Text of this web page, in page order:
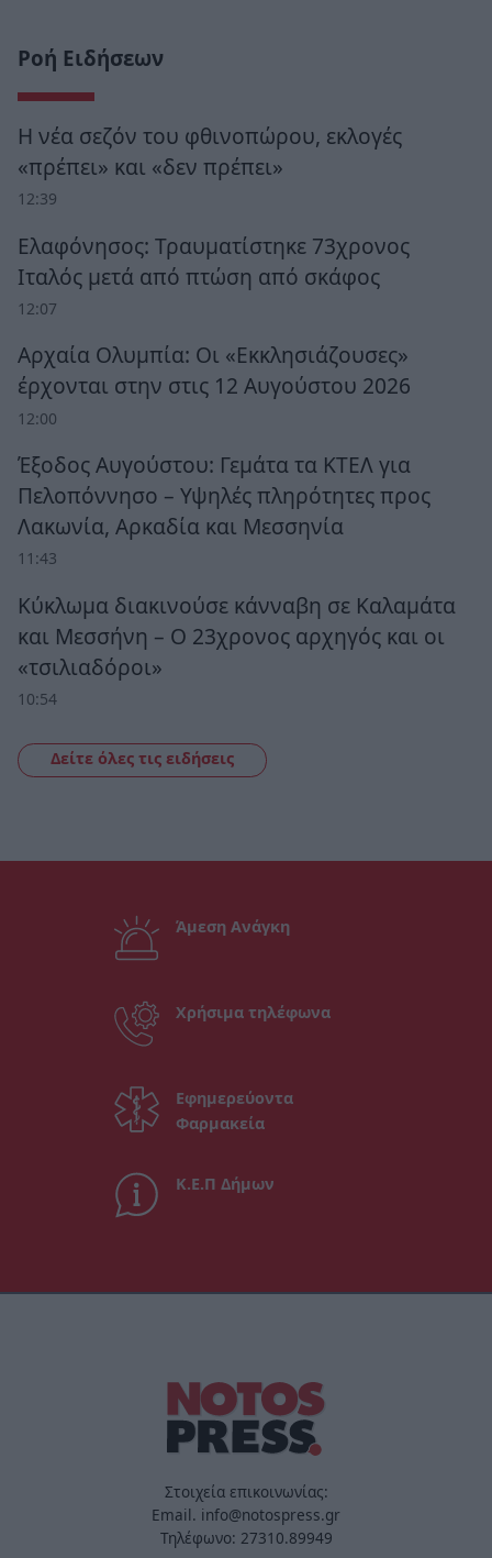
Ροή Ειδήσεων
Η νέα σεζόν του φθινοπώρου, εκλογές
«πρέπει» και «δεν πρέπει»
12:39
Ελαφόνησος: Τραυματίστηκε 73χρονος
Ιταλός μετά από πτώση από σκάφος
12:07
Αρχαία Ολυμπία: Οι «Εκκλησιάζουσες»
έρχονται στην στις 12 Αυγούστου 2026
12:00
Έξοδος Αυγούστου: Γεμάτα τα ΚΤΕΛ για
Πελοπόννησο – Υψηλές πληρότητες προς
Λακωνία, Αρκαδία και Μεσσηνία
11:43
Κύκλωμα διακινούσε κάνναβη σε Καλαμάτα
και Μεσσήνη – Ο 23χρονος αρχηγός και οι
«τσιλιαδόροι»
10:54
Δείτε όλες τις ειδήσεις
Άμεση Ανάγκη
Χρήσιμα τηλέφωνα
Εφημερεύοντα
Φαρμακεία
Κ.Ε.Π Δήμων
Στοιχεία επικοινωνίας:
Email. info@notospress.gr
Τηλέφωνο: 27310.89949